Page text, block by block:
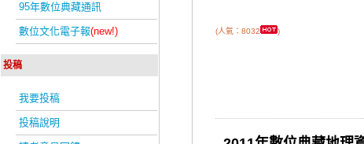
95年數位典藏通訊
數位文化電子報(new!)
投稿
我要投稿
投稿說明
(人氣：8032 )